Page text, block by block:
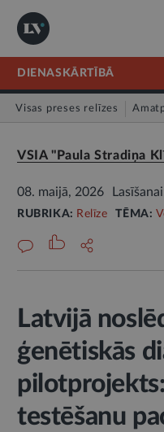
DIENASKĀRTĪBĀ
Visas preses relīzes
VSIA "Paula Stradiņa
08. maijā, 2026
RUBRIKA: Relīze TĒMA:
Latvijā
ģenētiskās
testēšanu